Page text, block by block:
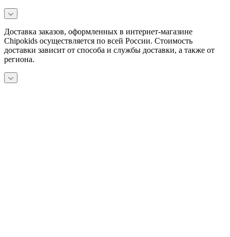
Доставка заказов, оформленных в интернет-магазине
Chipokids осуществляется по всей России. Стоимость
доставки зависит от способа и службы доставки, а также от
региона.